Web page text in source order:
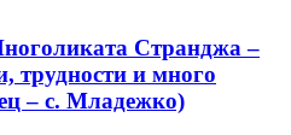
Странджа –
трудности и много
– с. Младежко)